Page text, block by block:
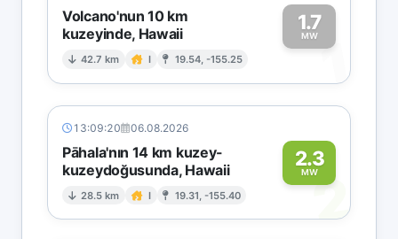
Volcano'nun 10 km
kuzeyinde, Hawaii
42.7 km I 19.54, -155.25
1.7
MW1
13:09:20 06.08.2026
Pāhala'nın 14 km kuzey-
kuzeydoğusunda, Hawaii
28.5 km I 19.31, -155.40
2.3
MW2